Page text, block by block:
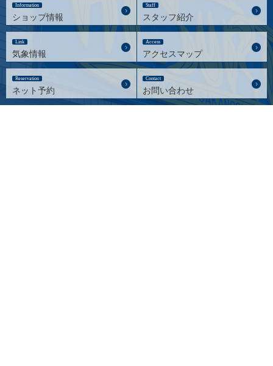
Information
ショップ情報
Staff
スタッフ紹介
Link
気象情報
Access
アクセスマップ
Reservation
ネット予約
Contact
お問い合わせ